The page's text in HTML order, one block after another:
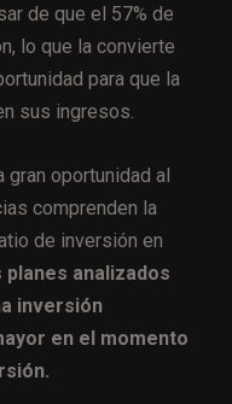
de que el 57% de
lo que la convierte
para que la
sus ingresos.
gran oportunidad al
comprenden la
de inversión en
planes analizados
inversión
en el momento